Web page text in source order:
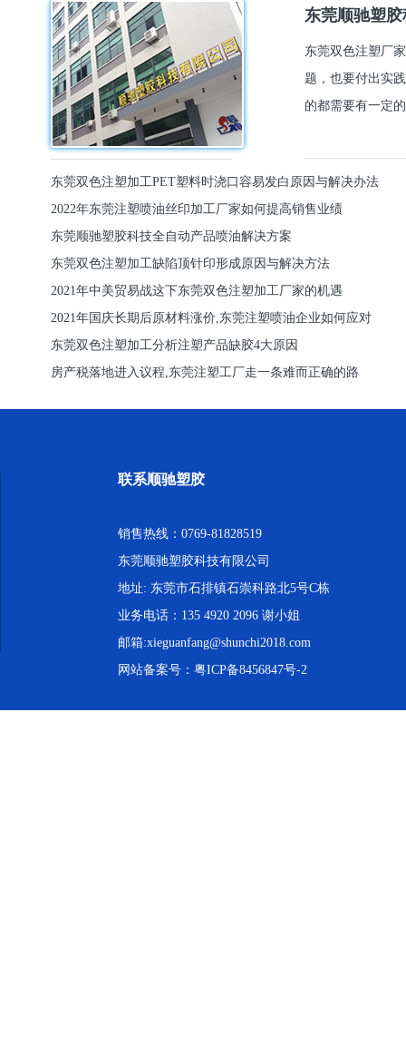
东莞顺驰塑
东莞双色注塑厂
题，也要付出实
的都需要有一定
东莞双色注塑加工PET塑料时浇口容易发白原因与解决办法
2022年东莞注塑喷油丝印加工厂家如何提高销售业绩
东莞顺驰塑胶科技全自动产品喷油解决方案
东莞双色注塑加工缺陷顶针印形成原因与解决方法
2021年中美贸易战这下东莞双色注塑加工厂家的机遇
2021年国庆长期后原材料涨价,东莞注塑喷油企业如何应对
东莞双色注塑加工分析注塑产品缺胶4大原因
房产税落地进入议程,东莞注塑工厂走一条难而正确的路
联系顺驰塑胶
销售热线：0769-81828519
东莞顺驰塑胶科技有限公司
地址: 东莞市石排镇石崇科路北5号C栋
业务电话：135 4920 2096 谢小姐
邮箱:xieguanfang@shunchi2018.com
网站备案号： 粤ICP备8456847号-2